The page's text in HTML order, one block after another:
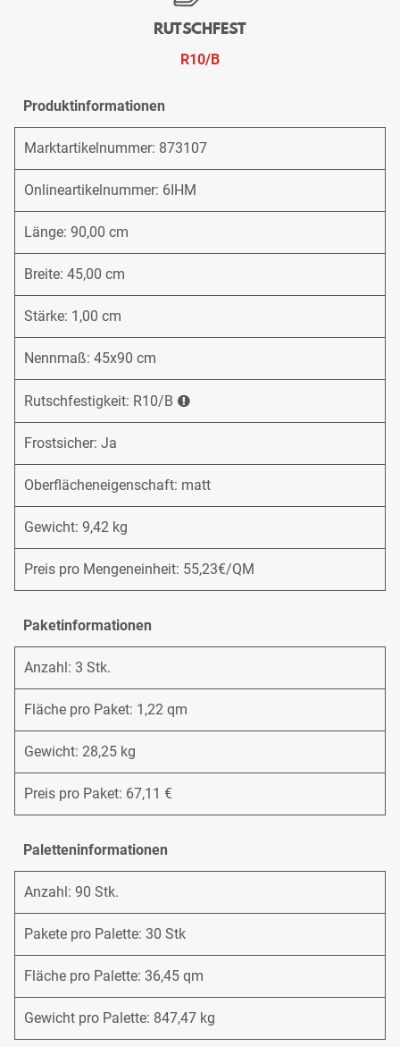
RUTSCHFEST
R10/B
Produktinformationen
Marktartikelnummer: 873107
Onlineartikelnummer: 6IHM
Länge: 90,00 cm
Breite: 45,00 cm
Stärke: 1,00 cm
Nennmaß: 45x90 cm
Rutschfestigkeit: R10/B
Frostsicher: Ja
Oberflächeneigenschaft: matt
Gewicht: 9,42 kg
Preis pro Mengeneinheit: 55,23€/QM
Paketinformationen
Anzahl: 3 Stk.
Fläche pro Paket: 1,22 qm
Gewicht: 28,25 kg
Preis pro Paket: 67,11 €
Paletteninformationen
Anzahl: 90 Stk.
Pakete pro Palette: 30 Stk
Fläche pro Palette: 36,45 qm
Gewicht pro Palette: 847,47 kg